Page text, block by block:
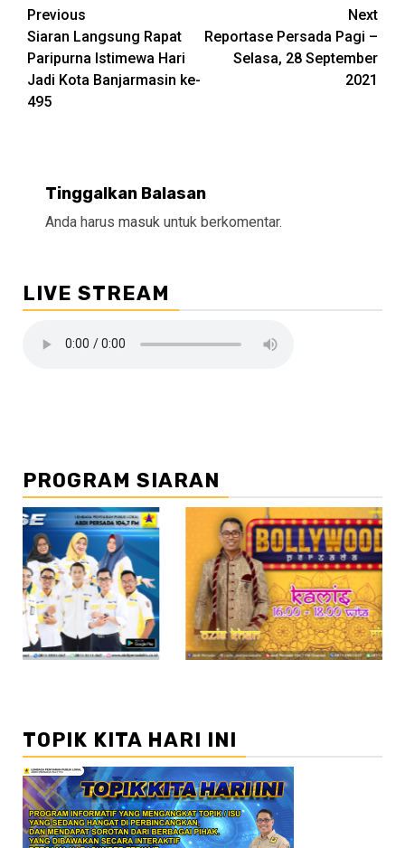
Continue
Reading
Previous
Siaran Langsung Rapat
Paripurna Istimewa Hari
Jadi Kota Banjarmasin ke-
495
Next
Reportase Persada Pagi –
Selasa, 28 September
2021
Tinggalkan Balasan
Anda harus masuk untuk berkomentar.
LIVE STREAM
PROGRAM SIARAN
//2
TOPIK KITA HARI INI